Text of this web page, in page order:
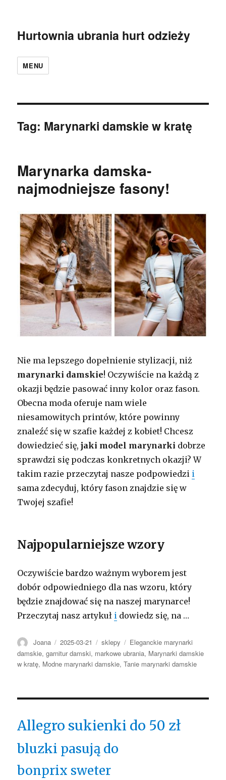
Hurtownia ubrania hurt odzieży
MENU
Tag: Marynarki damskie w kratę
Marynarka damska-
najmodniejsze fasony!
Nie ma lepszego dopełnienie stylizacji, niż
marynarki damskie! Oczywiście na każdą z
okazji będzie pasować inny kolor oraz fason.
Obecna moda oferuje nam wiele
niesamowitych printów, które powinny
znaleźć się w szafie każdej z kobiet! Chcesz
dowiedzieć się,jaki model marynarki dobrze
sprawdzi się podczas konkretnych okazji? W
takim razie przeczytaj nasze podpowiedzi i
sama zdecyduj, który fason znajdzie się w
Twojej szafie!
Najpopularniejsze wzory
Oczywiście bardzo ważnym wyborem jest
dobór odpowiedniego dla nas wzoru, który
będzie znajdować się na naszej marynarce!
Przeczytaj nasz artykuł i dowiedz się, na …
Autor
Joana Opublikowano
2025-03-21 Kategorie
sklepy Tagi
Eleganckie marynarki
damskie,garnitur damski, markowe ubrania, Marynarki damskie
w kratę, Modne marynarki damskie,Tanie marynarki damskie
Allegro sukienki do 50 zł
bluzki pasują do
bonprix sweter